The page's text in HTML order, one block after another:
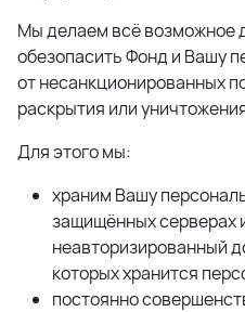
Мы делаем всё возможное
обезопасить Фонд и Вашу
от несанкционированных
раскрытия или
Для этого мы:
храним Вашу
защищённых серверах
неавторизированный
которых хранится
постоянно